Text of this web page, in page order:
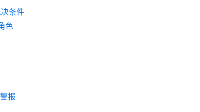
条件
色
报